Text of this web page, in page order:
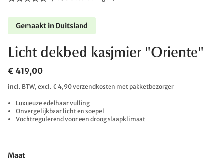
Gemaakt in Duitsland
Licht dekbed kasjmier "Oriente"
€ 419,00
incl. BTW, excl. € 4,90 verzendkosten met pakketbezorger
Luxueuze edelhaar vulling
Onvergelijkbaar licht en soepel
Vochtregulerend voor een droog slaapklimaat
Maat